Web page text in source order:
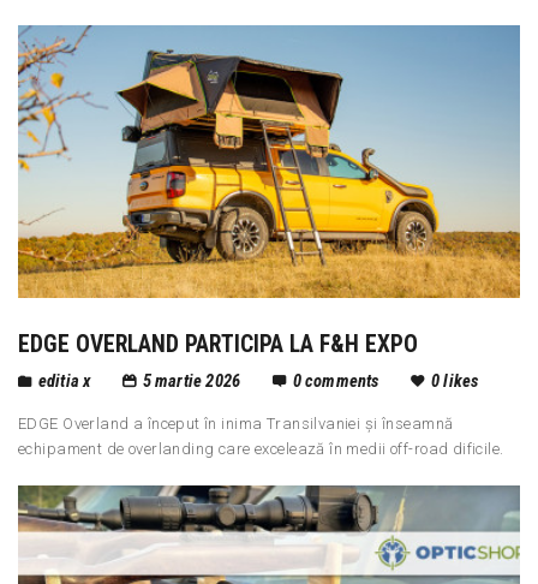
EDGE OVERLAND PARTICIPA LA F&H EXPO
editia x 5 martie 2026 0comments 0likes
EDGE Overland a început în inima Transilvaniei și înseamnă
echipament de overlanding care excelează în medii off-road dificile.